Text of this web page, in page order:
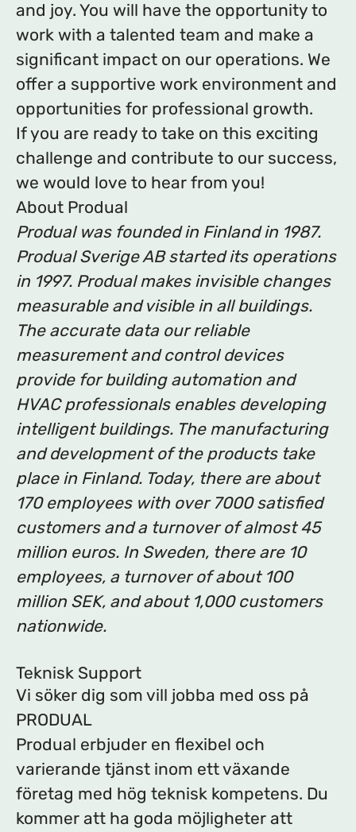
and joy. You will have the opportunity to
work with a talented team and make a
significant impact on our operations. We
offer a supportive work environment and
opportunities for professional growth.
If you are ready to take on this exciting
challenge and contribute to our success,
we would love to hear from you!
About Produal
Produal was founded in Finland in 1987.
Produal Sverige AB started its operations
in 1997. Produal makes invisible changes
measurable and visible in all buildings.
The accurate data our reliable
measurement and control devices
provide for building automation and
HVAC professionals enables developing
intelligent buildings. The manufacturing
and development of the products take
place in Finland. Today, there are about
170 employees with over 7000 satisfied
customers and a turnover of almost 45
million euros. In Sweden, there are 10
employees, a turnover of about 100
million SEK, and about 1,000 customers
nationwide.
Teknisk Support
Vi söker dig som vill jobba med oss på
PRODUAL
Produal erbjuder en flexibel och
varierande tjänst inom ett växande
företag med hög teknisk kompetens. Du
kommer att ha goda möjligheter att